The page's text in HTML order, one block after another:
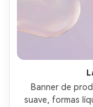
Banner de
suave, formas